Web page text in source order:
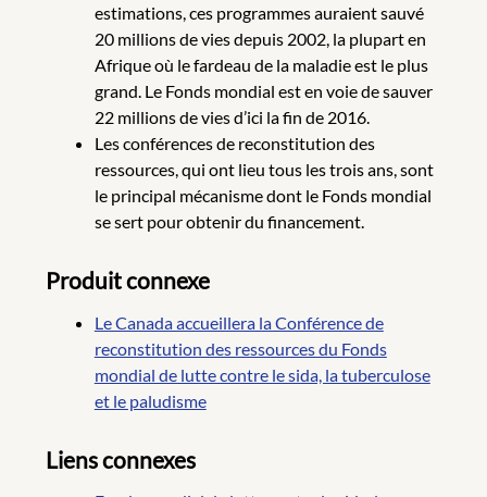
estimations, ces programmes auraient sauvé
20 millions de vies depuis 2002, la plupart en
Afrique où le fardeau de la maladie est le plus
grand. Le Fonds mondial est en voie de sauver
22 millions de vies d’ici la fin de 2016.
Les conférences de reconstitution des
ressources, qui ont lieu tous les trois ans, sont
le principal mécanisme dont le Fonds mondial
se sert pour obtenir du financement.
Produit connexe
Le Canada accueillera la Conférence de
reconstitution des ressources du Fonds
mondial de lutte contre le sida, la tuberculose
et le paludisme
Liens connexes